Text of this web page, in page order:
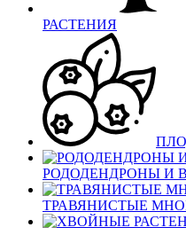
РАСТЕНИЯ
РОДОДЕНДРОНЫ И
ТРАВЯНИСТЫЕ